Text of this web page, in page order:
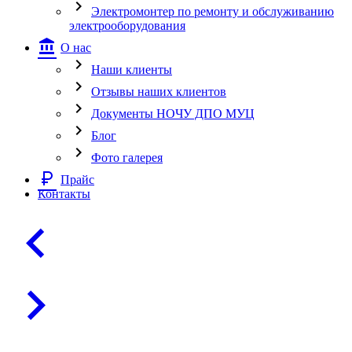
chevron_right
Электромонтер по ремонту и обслуживанию
электрооборудования
account_balance О нас
chevron_right Наши клиенты
chevron_right Отзывы наших клиентов
chevron_right Документы НОЧУ ДПО МУЦ
chevron_right Блог
chevron_right Фото галерея
currency_ruble Прайс
Контакты
chevron_left
chevron_right